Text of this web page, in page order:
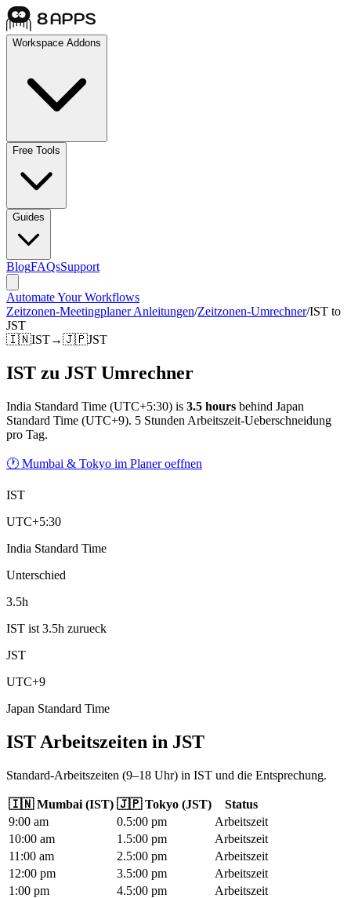
Workspace Addons
Free Tools
Guides
BlogFAQsSupport
Automate Your Workflows
Zeitzonen-Meetingplaner Anleitungen/Zeitzonen-Umrechner/IST to
JST
🇮🇳IST→🇯🇵JST
IST zu JST Umrechner
India Standard Time (UTC+5:30) is 3.5 hours behind Japan
Standard Time (UTC+9). 5 Stunden Arbeitszeit-Ueberschneidung
pro Tag.
🕐 Mumbai & Tokyo im Planer oeffnen
IST
UTC+5:30
India Standard Time
Unterschied
3.5h
IST ist 3.5h zurueck
JST
UTC+9
Japan Standard Time
IST Arbeitszeiten in JST
Standard-Arbeitszeiten (9–18 Uhr) in IST und die Entsprechung.
🇮🇳 Mumbai (IST) 🇯🇵 Tokyo (JST)
Status
9:00 am 0.5:00 pm
Arbeitszeit
10:00 am 1.5:00 pm
Arbeitszeit
11 :00 am 2.5:00 pm
Arbeitszeit
12:00 pm 3.5:00 pm
Arbeitszeit
1 :00 pm 4.5:00 pm
Arbeitszeit